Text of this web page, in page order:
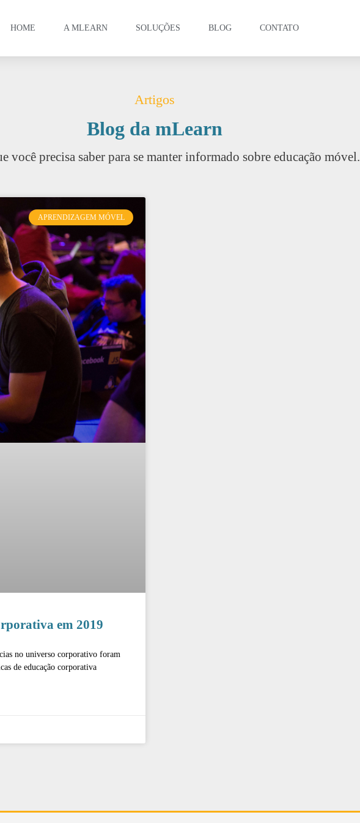
HOME A MLEARN SOLUÇÕES BLOG CONTATO
Artigos
Blog da mLearn
você precisa saber para se manter informado sobre educação móvel.
APRENDIZAGEM MÓVEL
em 2019
no universo corporativo foram
de educação corporativa